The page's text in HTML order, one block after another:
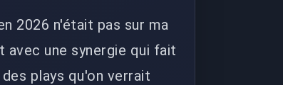
2026 n'était pas sur ma
avec une synergie qui fait
plays qu'on verrait